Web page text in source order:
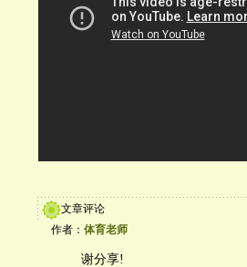
文章评论
作者： 体育老师
谢分享!